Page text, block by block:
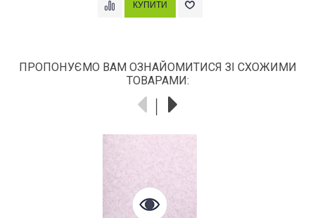
ПРОПОНУЄМО ВАМ ОЗНАЙОМИТИСЯ ЗІ СХОЖИМИ
ТОВАРАМИ: